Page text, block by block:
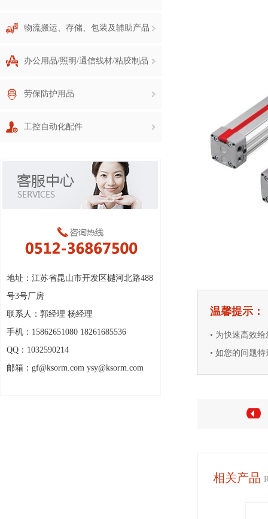
物流搬运、存储、包装及辅助产品
办公用品/照明/通信线材/粘胶制品
劳保防护用品
工控自动化配件
地址：江苏省昆山市开发区樾河北路488
号3号厂房
联系人：郭经理 杨经理
手机：15862651080 18261685536
QQ：1032590214
邮箱：gf@ksorm.com ysy@ksorm.com
温馨提示：
• 为快速高效
• 如您的问题特
相关产品